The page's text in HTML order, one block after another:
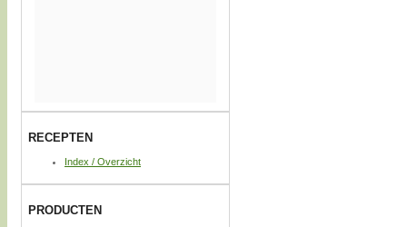
RECEPTEN
Index / Overzicht
PRODUCTEN